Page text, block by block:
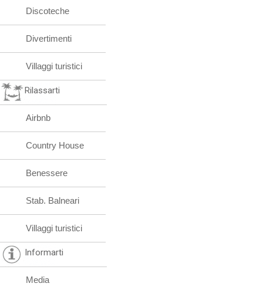
Discoteche
Divertimenti
Villaggi turistici
Rilassarti
Airbnb
Country House
Benessere
Stab. Balneari
Villaggi turistici
Informarti
Media